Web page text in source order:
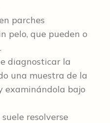
parches
pelo, que pueden o
diagnosticar la
una muestra de la
examinándola bajo
resolverse